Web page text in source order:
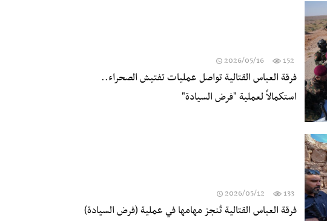
2026/05/16 152
فرقة العباس القتالية تواصل عمليات تفتيش الصحراء..
استكمالاً لعملية "فرض السيادة"
2026/05/12 133
فرقة العباس القتالية تُنجز مهامها في عملية (فرض السيادة)